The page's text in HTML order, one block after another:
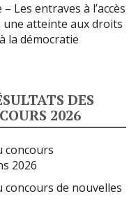
Les entraves à l’accès
une atteinte aux droits
la démocratie
DES
2026
concours
2026
concours de nouvelles